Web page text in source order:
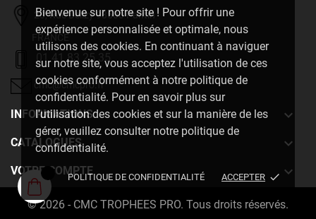
Bienvenue sur notre site ! Pour offrir une
expérience personnalisée et optimale, nous
utilisons des cookies. En continuant à naviguer
sur notre site, vous acceptez l'utilisation de ces
cookies conformément à notre politique de
confidentialité. Pour en savoir plus sur
l'utilisation des cookies et sur la manière de les
gérer, veuillez consulter notre politique de
confidentialité.
POLITIQUE DE CONFIDENTIALITÉ ACCEPTER done
20, Rue Delizy 93500 Pantin
FRANCE
01 41 83 25 35
cmc@cmcpro.fr
INFORMATIONS 
CATALOGUES 
VOTRE COMPTE 
© 2026 - CMC TROPHEES PRO. Tous droits réservés.